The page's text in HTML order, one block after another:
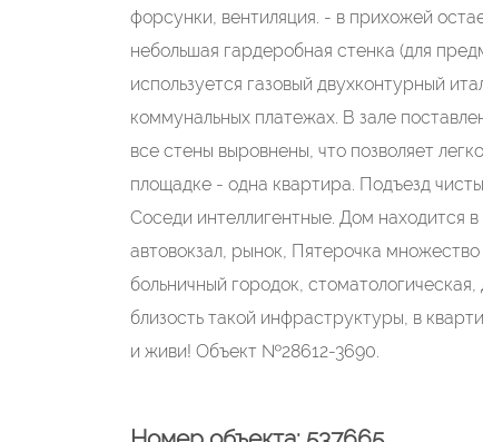
форсунки, вентиляция. - в прихожей
небольшая гардеробная стенка (для
используется газовый двухконтурный
коммунальных платежах. В зале
все стены выровнены, что позволяет
площадке - одна квартира. Подъезд
Соседи интеллигентные. Дом находится
автовокзал, рынок, Пятерочка
больничный городок,
близость такой инфраструктуры, в
и живи! Объект №28612-3690.